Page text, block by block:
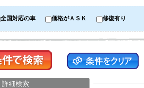
全国対応の車 価格がＡＳＫ 修復有り
詳細検索